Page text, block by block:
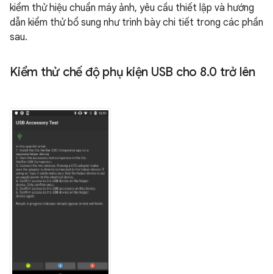
kiểm thử hiệu chuẩn máy ảnh, yêu cầu thiết lập và hướng
dẫn kiểm thử bổ sung như trình bày chi tiết trong các phần
sau.
Kiểm thử chế độ phụ kiện USB cho 8.0 trở lên